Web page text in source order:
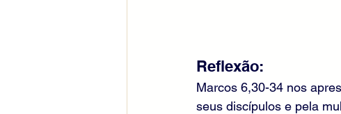
Reflexão:
Marcos 6,30-34 nos
seus discípulos e pela